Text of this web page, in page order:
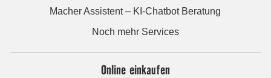
Macher Assistent – KI-Chatbot Beratung
Noch mehr Services
Online einkaufen